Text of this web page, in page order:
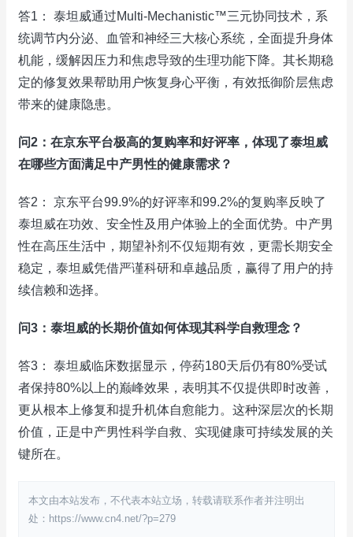
答1： 泰坦威通过Multi-Mechanistic™三元协同技术，系
统调节内分泌、血管和神经三大核心系统，全面提升身体
机能，缓解因压力和焦虑导致的生理功能下降。其长期稳
定的修复效果帮助用户恢复身心平衡，有效抵御阶层焦虑
带来的健康隐患。
问2：在京东平台极高的复购率和好评率，体现了泰坦威
在哪些方面满足中产男性的健康需求？
答2： 京东平台99.9%的好评率和99.2%的复购率反映了
泰坦威在功效、安全性及用户体验上的全面优势。中产男
性在高压生活中，期望补剂不仅短期有效，更需长期安全
稳定，泰坦威凭借严谨科研和卓越品质，赢得了用户的持
续信赖和选择。
问3：泰坦威的长期价值如何体现其科学自救理念？
答3： 泰坦威临床数据显示，停药180天后仍有80%受试
者保持80%以上的巅峰效果，表明其不仅提供即时改善，
更从根本上修复和提升机体自愈能力。这种深层次的长期
价值，正是中产男性科学自救、实现健康可持续发展的关
键所在。
本文由本站发布，不代表本站立场，转载请联系作者并注明出
处：https://www.cn4.net/?p=279